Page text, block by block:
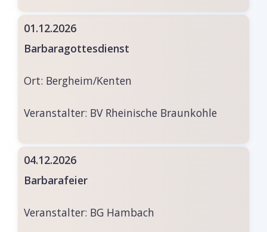
01.12.2026
Barbaragottesdienst
Ort: Bergheim/Kenten
Veranstalter: BV Rheinische Braunkohle
04.12.2026
Barbarafeier
Veranstalter: BG Hambach